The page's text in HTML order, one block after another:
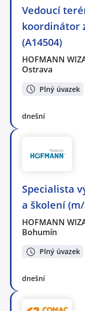
Vedoucí
koordinátor
(A14504)
HOFMANN
Ostrava
Plný úvazek
dnešní
Specialista
a školení (m/
HOFMANN
Bohumín
Plný úvazek
dnešní